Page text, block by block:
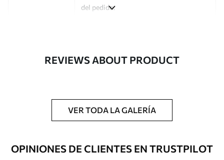
del pedido.
Impreso bajo pedido y entregado en
rollos de hasta 50 cm de ancho.
Opciones
adicionales
Disponible con recubrimiento de barniz
y/o adhesivo para empapelar.
REVIEWS ABOUT PRODUCT
VER TODA LA GALERÍA
OPINIONES DE CLIENTES EN TRUSTPILOT